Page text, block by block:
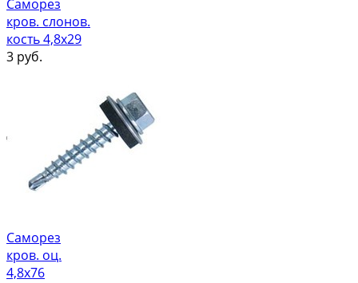
Саморез
кров. слонов.
кость 4,8х29
3 руб.
Саморез
кров. оц.
4,8х76